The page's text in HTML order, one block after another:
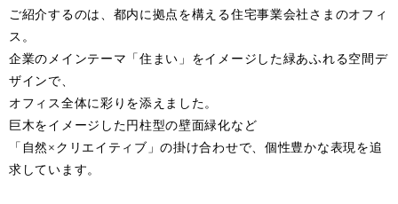
ご紹介するのは、都内に拠点を構える住宅事業会社さまのオフィ
ス。
企業のメインテーマ「住まい」をイメージした緑あふれる空間デ
ザインで、
オフィス全体に彩りを添えました。
巨木をイメージした円柱型の壁面緑化など
「自然×クリエイティブ」の掛け合わせで、個性豊かな表現を追
求しています。